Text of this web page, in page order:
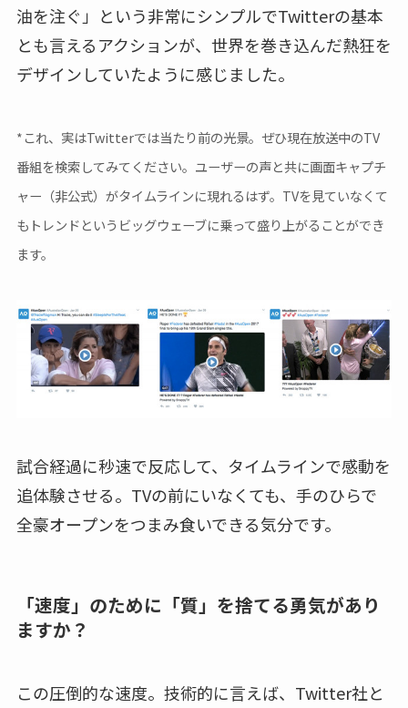
油を注ぐ」という非常にシンプルでTwitterの基本
とも言えるアクションが、世界を巻き込んだ熱狂を
デザインしていたように感じました。
*これ、実はTwitterでは当たり前の光景。ぜひ現在放送中のTV
番組を検索してみてください。ユーザーの声と共に画面キャプチ
ャー（非公式）がタイムラインに現れるはず。TVを見ていなくて
もトレンドというビッグウェーブに乗って盛り上がることができ
ます。
試合経過に秒速で反応して、タイムラインで感動を
追体験させる。TVの前にいなくても、手のひらで
全豪オープンをつまみ食いできる気分です。
「速度」のために「質」を捨てる勇気があり
ますか？
この圧倒的な速度。技術的に言えば、Twitter社と